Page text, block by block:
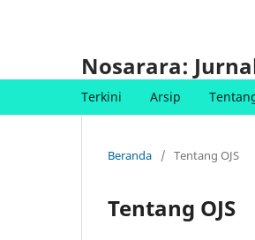
Nosarara:
Terkini Arsip
Beranda / Tentang OJS
Tentang OJS